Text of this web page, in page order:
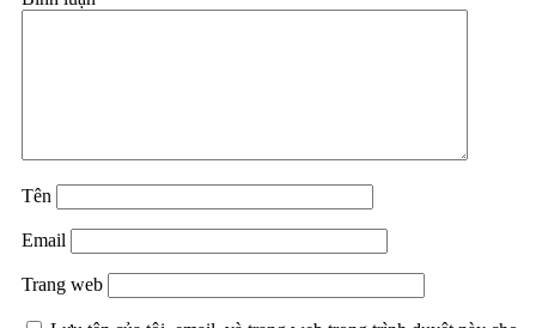
Tên
Email
Trang web